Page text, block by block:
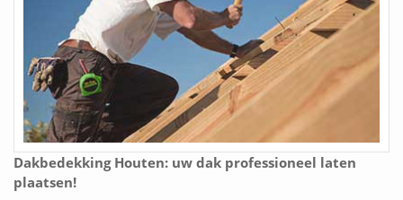
Dakbedekking Houten: uw dak professioneel laten
plaatsen!